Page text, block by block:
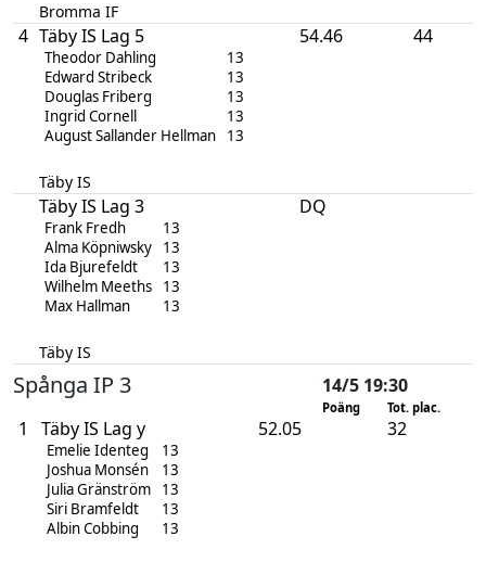
Bromma IF
4 Täby IS Lag 5
Theodor Dahling
13
Edward Stribeck
13
Douglas Friberg
13
Ingrid Cornell
13
August Sallander Hellman
13
Täby IS
54.46 44
Täby IS Lag 3
Frank Fredh
13
Alma Köpniwsky
13
Ida Bjurefeldt
13
Wilhelm Meeths
13
Max Hallman
13
Täby IS
DQ
Spånga IP 3 14/5 19:30
Poäng Tot. plac.
1 Täby IS Lag y
Emelie Identeg
13
Joshua Monsén
13
Julia Gränström
13
Siri Bramfeldt
13
Albin Cobbing
13
52.05 32